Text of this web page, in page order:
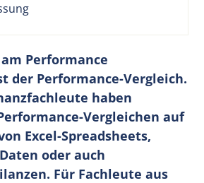
Performance
der Performance-Vergleich.
haben
Vergleichen auf
Excel-Spreadsheets,
oder auch
Für Fachleute aus